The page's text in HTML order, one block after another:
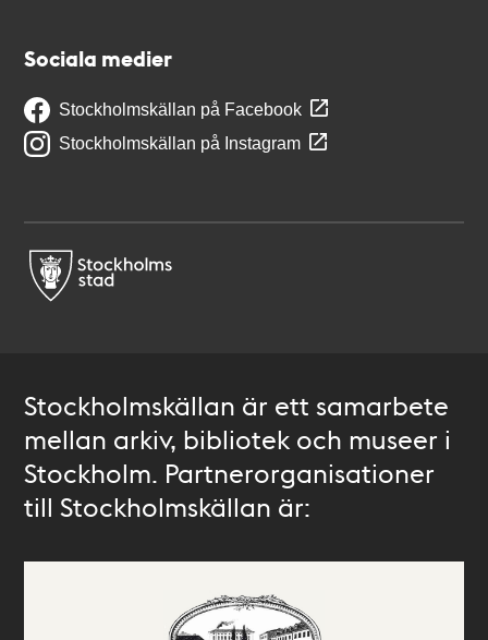
Sociala medier
Stockholmskällan på Facebook
Stockholmskällan på Instagram
Stockholmskällan är ett samarbete
mellan arkiv, bibliotek och museer i
Stockholm. Partnerorganisationer
till Stockholmskällan är: